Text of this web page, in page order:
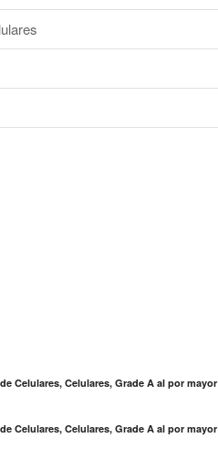
Celulares, Celulares, Grade A al por mayor
Celulares, Celulares, Grade A al por mayor